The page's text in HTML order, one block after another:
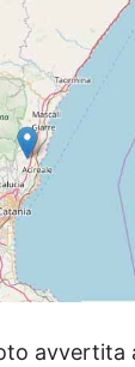
avvertita